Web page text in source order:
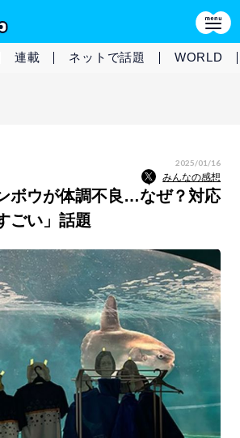
連載 ネットで話題 WORLD
2025/01/16
みんなの感想
ボウが体調不良…なぜ？対応
ごい」話題